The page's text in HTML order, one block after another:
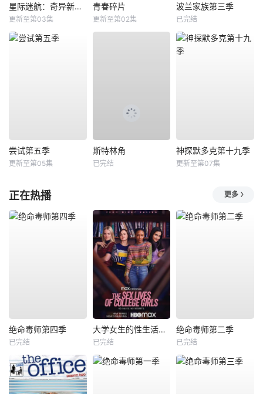
星际迷航：奇异新世界第四季
更新至第03集
青春碎片
更新至第02集
波兰家族第三季
已完结
尝试第五季
更新至第05集
斯特林角
已完结
神探默多克第十九季
更新至第07集
正在热播 更多
绝命毒师第四季
已完结
大学女生的性生活第一季
已完结
绝命毒师第二季
已完结